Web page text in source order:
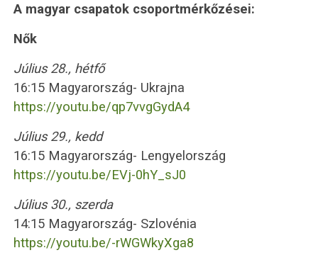
A magyar csapatok csoportmérkőzései:
Nők
Július 28., hétfő
16:15 Magyarország- Ukrajna
https://youtu.be/qp7vvgGydA4
Július 29., kedd
16:15 Magyarország- Lengyelország
https://youtu.be/EVj-0hY_sJ0
Július 30., szerda
14:15 Magyarország- Szlovénia
https://youtu.be/-rWGWkyXga8